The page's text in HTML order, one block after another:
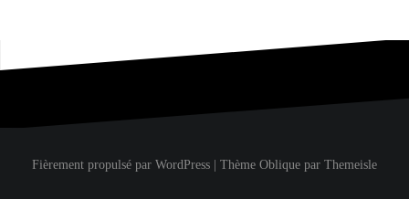
Fièrement propulsé par WordPress Thème Oblique par Themeisle